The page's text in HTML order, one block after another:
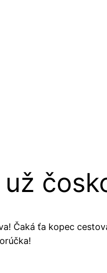
Čaká ťa kopec